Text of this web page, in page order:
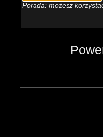
Porada: możesz